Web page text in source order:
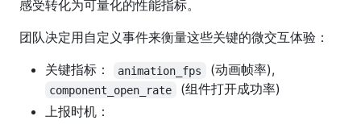
感受转化为可量化的性能指标。
团队决定用自定义事件来衡量这些关键的微交互体验：
关键指标：
animation_fps (动画帧率),
component_open_rate
(组件打开成功率)
上报时机：